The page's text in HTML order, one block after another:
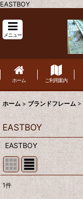
EASTBOY
メニュー
ホーム ご利用案内
ホーム > ブランドフレーム >
EASTBOY
EASTBOY
表示数:
1件